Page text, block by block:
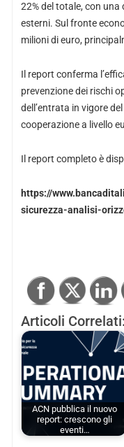
22% del totale, con
esterni. Sul fronte
milioni di euro,
Il report conferma
prevenzione dei rischi
dell’entrata in vigore
cooperazione a livello
Il report completo è
https://
sicurezza-analisi-
Articoli Correlati:
ACN pubblica il nuovo
report: crescono gli
eventi…